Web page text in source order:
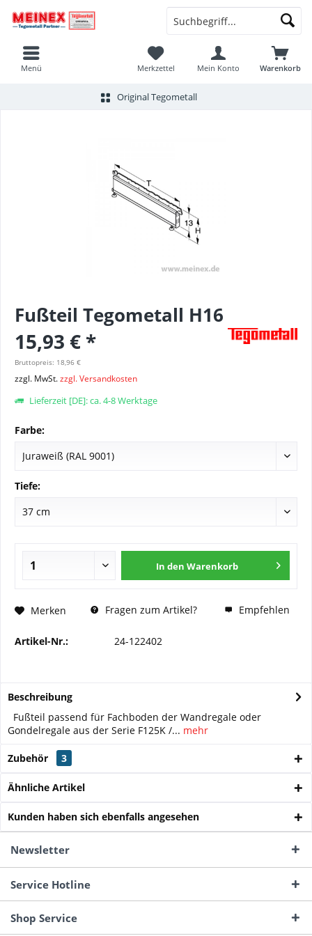
Menü Warenkorb
Merkzettel Mein Konto
Original Tegometall
Fußteil Tegometall H16
15,93 € *
Bruttopreis: 18,96 €
zzgl. MwSt.zzgl. Versandkosten
Lieferzeit [DE]: ca. 4-8 Werktage
Farbe:
Tiefe:
In den Warenkorb
Merken Fragen zum Artikel? Empfehlen
Artikel-Nr.: 24-122402
Beschreibung
Fußteil passend für Fachboden der Wandregale oder
Gondelregale aus der Serie F125K /... mehr
Zubehör 3
Ähnliche Artikel
Kunden haben sich ebenfalls angesehen
Newsletter
Service Hotline
Shop Service